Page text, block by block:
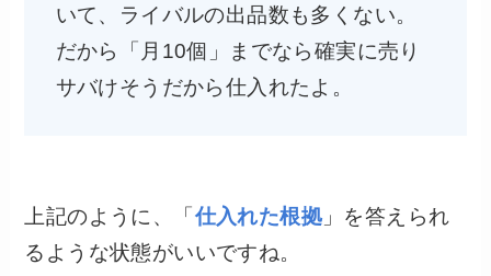
いて、ライバルの出品数も多くない。
だから「月10個」までなら確実に売り
サバけそうだから仕入れたよ。
上記のように、「仕入れた根拠」を答えられ
るような状態がいいですね。